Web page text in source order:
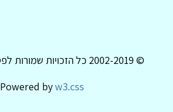
© 2002-2019 כל הזכויות שמורות לפסיכולוגיה עברית
Powered byw3.css